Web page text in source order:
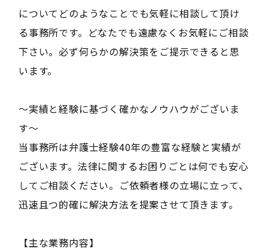
についてどのようなことでも気軽に相談して頂け
る事務所です。どなたでも遠慮なくお気軽にご相談
下さい。必ず何らかの解決策をご提示できると思
います。
～実績と経験に基づく確かなノウハウがございま
す～
当事務所は弁護士経験40年の豊富な経験と実績が
ございます。法律に関するお困りごとは何でも安心
してご相談ください。ご依頼者様の立場に立って、
迅速且つ的確に解決方法を提案させて頂きます。
【主な業務内容】